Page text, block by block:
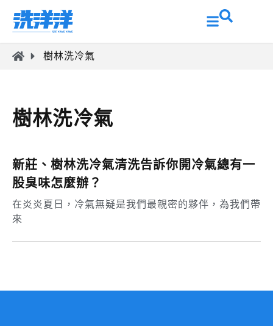
樹林洗冷氣
樹林洗冷氣
新莊、樹林洗冷氣清洗告訴你開冷氣總有一
股臭味怎麼辦？
在炎炎夏日，冷氣無疑是我們最親密的夥伴，為我們帶
來